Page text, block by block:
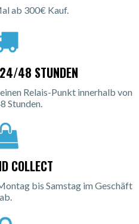
ab 300€ Kauf.
48 STUNDEN
Relais-Punkt innerhalb von
Stunden.
COLLECT
bis Samstag im Geschäft
ab.